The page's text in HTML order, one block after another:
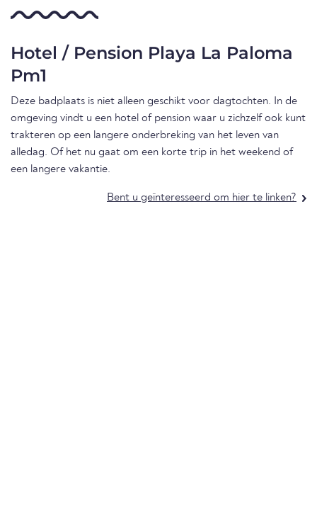
Hotel / Pension Playa La Paloma
Pm1
Deze badplaats is niet alleen geschikt voor dagtochten. In de
omgeving vindt u een hotel of pension waar u zichzelf ook kunt
trakteren op een langere onderbreking van het leven van
alledag. Of het nu gaat om een korte trip in het weekend of
een langere vakantie.
Bent u geïnteresseerd om hier te linken?